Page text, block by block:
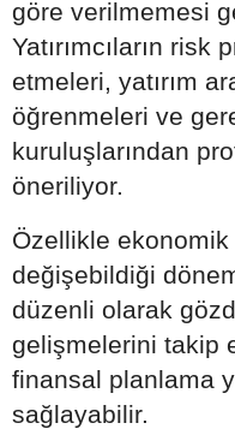
göre verilmemesi
Yatırımcıların
etmeleri, yatırım
öğrenmeleri ve
kuruluşlarından
öneriliyor.
Özellikle ekonomik
değişebildiği
düzenli olarak
gelişmelerini takip
finansal planlama
sağlayabilir.